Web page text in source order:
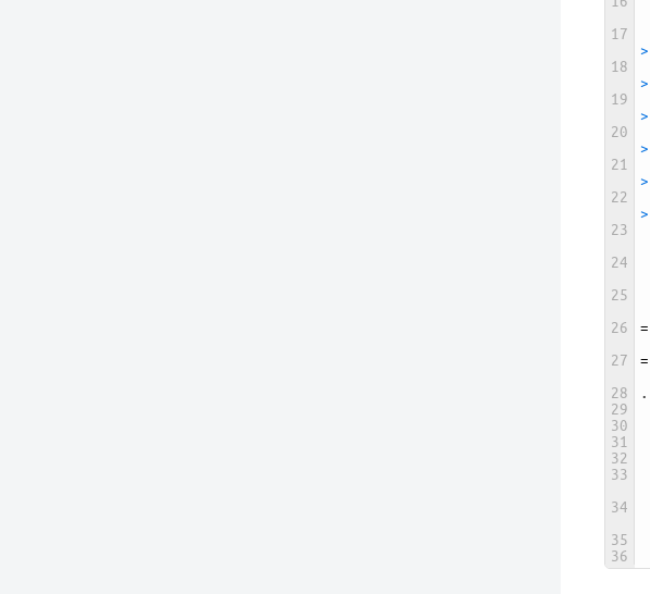
17
18
19
20
21
22
23
24
25
26
27
28
29
30
31
32
33
34
35
36
>
>
>
>
>
>
=
=
.